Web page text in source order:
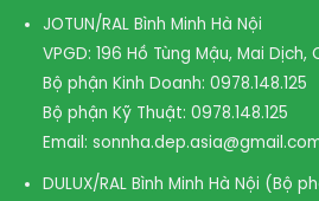
JOTUN/RAL Bình Minh Hà Nội
VPGD: 196 Hồ Tùng Mậu, Mai Dịch,
Bộ phận Kinh Doanh: 0978.148.125
Bộ phận Kỹ Thuật: 0978.148.125
Email:
DULUX/RAL Bình Minh Hà Nội (Bộ